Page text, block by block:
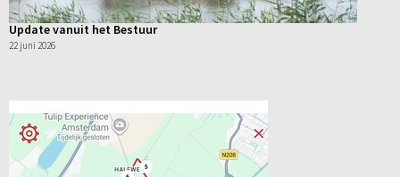
Update vanuit het Bestuur
22 juni 2026